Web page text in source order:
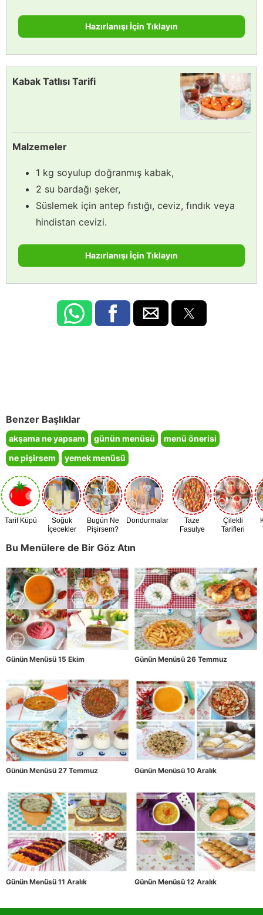
Hazırlanışı İçin Tıklayın
Kabak Tatlısı Tarifi
Malzemeler
1 kg soyulup doğranmış kabak,
2 su bardağı şeker,
Süslemek için antep fıstığı, ceviz, fındık veya
hindistan cevizi.
Hazırlanışı İçin Tıklayın
Benzer Başlıklar
akşama ne yapsam günün menüsü
menü önerisi
ne pişirsem
yemek menüsü
Tarif Küpü
Soğuk
İçecekler
Bugün Ne
Pişirsem?
Dondurmalar
Taze
Fasulye
Çilekli
Tarifleri
Bu Menülere de Bir Göz Atın
Günün Menüsü 15 Ekim Günün Menüsü 26 Temmuz
Günün Menüsü 27 Temmuz Günün Menüsü 10 Aralık
Günün Menüsü 11 Aralık Günün Menüsü 12 Aralık